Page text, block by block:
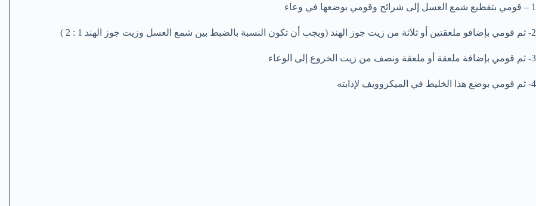
1 – قومي بتقطيع شمع العسل إلى شرائح وقومي بوضعها في وعاء
2- ثم قومي بإضافو ملعقتين أو ثلاثة من زيت جوز الهند (ويجب أن تكون النسبة بالضبط بين شمع العسل وزيت جوز الهند 1 : 2 )
3- ثم قومي بإضافة ملعقة أو ملعقة ونصف من زيت الخروع إلى الوعاء
4- ثم قومي بوضع هذا الخليط في الميكروويف لإذابته